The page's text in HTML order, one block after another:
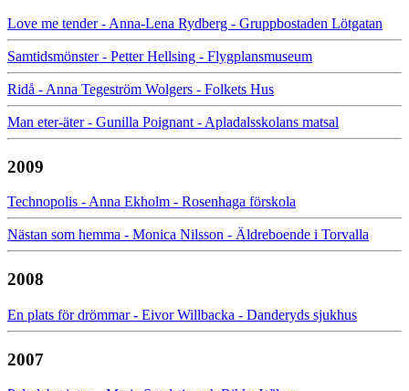
Love me tender - Anna-Lena Rydberg - Gruppbostaden Lötgatan
Samtidsmönster - Petter Hellsing - Flygplansmuseum
Ridå - Anna Tegeström Wolgers - Folkets Hus
Man eter-äter - Gunilla Poignant - Apladalsskolans matsal
2009
Technopolis - Anna Ekholm - Rosenhaga förskola
Nästan som hemma - Monica Nilsson - Äldreboende i Torvalla
2008
En plats för drömmar - Eivor Willbacka - Danderyds sjukhus
2007